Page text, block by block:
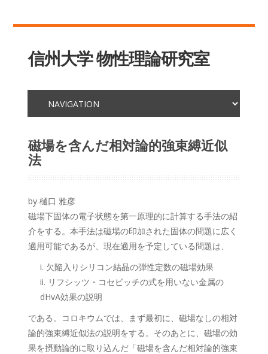
信州大学 物性理論研究室
磁場を含んだ相対論的強束縛近似
法
by 樋口 雅彦
磁場下固体の電子状態を第一原理的に計算する手法の紹
介をする。本手法は磁場の印加された固体の問題に広く
適用可能であるが、現在適用を予定している問題は、
欠陥入りシリコン結晶の弾性定数の磁場効果
リフシッツ・コセビッチの式を用いない金属の
dHvA効果の説明
である。コロキウムでは、まず最初に、磁場なしの相対
論的強束縛近似法の説明をする。そのあとに、磁場の効
果を摂動論的に取り込んだ「磁場を含んだ相対論的強束